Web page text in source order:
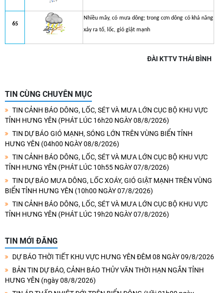
65
Nhiều mây, có mưa dông; trong cơn dông có khả năng
xảy ra tố, lốc, gió giật mạnh
ĐÀI KTTV THÁI BÌNH
TIN CÙNG CHUYÊN MỤC
TIN CẢNH BÁO DÔNG, LỐC, SÉT VÀ MƯA LỚN CỤC BỘ KHU VỰC
TỈNH HƯNG YÊN (PHÁT LÚC 16h20 NGÀY 08/8/2026)
TIN DỰ BÁO GIÓ MẠNH, SÓNG LỚN TRÊN VÙNG BIỂN TỈNH
HƯNG YÊN (04h00 NGÀY 08/8/2026)
TIN CẢNH BÁO DÔNG, LỐC, SÉT VÀ MƯA LỚN CỤC BỘ KHU VỰC
TỈNH HƯNG YÊN (PHÁT LÚC 10h55 NGÀY 07/8/2026)
TIN DỰ BÁO MƯA DÔNG, LỐC XOÁY, GIÓ GIẬT MẠNH TRÊN VÙNG
BIỂN TỈNH HƯNG YÊN (10h00 NGÀY 07/8/2026)
TIN CẢNH BÁO DÔNG, LỐC, SÉT VÀ MƯA LỚN CỤC BỘ KHU VỰC
TỈNH HƯNG YÊN (PHÁT LÚC 19h20 NGÀY 07/8/2026)
TIN MỚI ĐĂNG
DỰ BÁO THỜI TIẾT KHU VỰC HƯNG YÊN ĐÊM 08 NGÀY 09/8/2026
BẢN TIN DỰ BÁO, CẢNH BÁO THỦY VĂN THỜI HẠN NGẮN TỈNH
HƯNG YÊN (ngày 08/8/2026)